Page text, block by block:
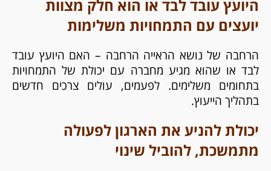
היועץ עובד לבד או הוא חלק מצוות
יועצים עם התמחויות משלימות
הרחבה של נושא הראייה הרחבה – האם היועץ עובד
לבד או שהוא מגיע מחברה עם יכולת של התמחויות
בתחומים משלימים. לפעמים, עולים צרכים חדשים
בתהליך הייעוץ.
יכולת להניע את הארגון לפעולה
מתמשכת, להוביל שינוי